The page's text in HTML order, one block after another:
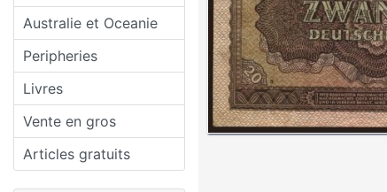
Australie et Oceanie
Peripheries
Livres
Vente en gros
Articles gratuits